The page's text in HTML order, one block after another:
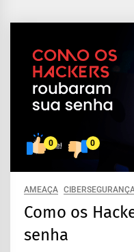
0 0
AMEAÇA
Como os
senha